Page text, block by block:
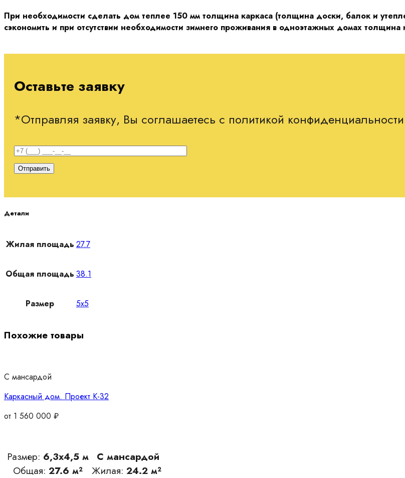
При необходимости сделать дом теплее 150 мм толщина каркаса (толщина доски, балок и
сэкономить и при отсутствии необходимости зимнего проживания в одноэтажных домах толщина
Оставьте заявку
*Отправляя заявку, Вы соглашаетесь с политикой конфиденциальности
Детали
Жилая площадь 27.7
Общая площадь 38.1
Размер 5х5
Похожие товары
С мансардой
Каркасный дом. Проект К-32
от 1 560 000 ₽
Размер: 6,3х4,5 м
С мансардой
Общая: 27.6 м² Жилая: 24.2 м²